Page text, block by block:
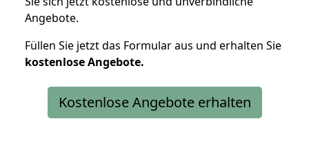
Angebote.
Füllen Sie jetzt das Formular aus und erhalten Sie
kostenloseAngebote.
Kostenlose Angebote erhalten